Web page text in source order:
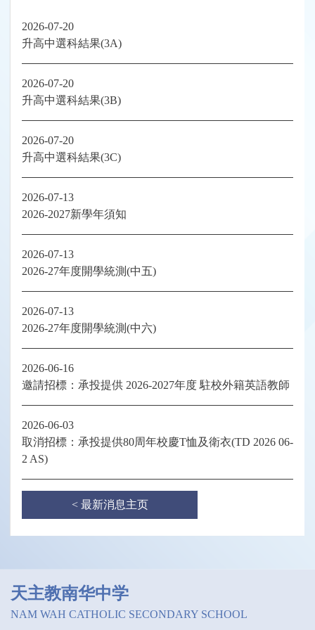
2026-07-20
升高中選科結果(3A)
2026-07-20
升高中選科結果(3B)
2026-07-20
升高中選科結果(3C)
2026-07-13
2026-2027新學年須知
2026-07-13
2026-27年度開學統測(中五)
2026-07-13
2026-27年度開學統測(中六)
2026-06-16
邀請招標：承投提供 2026-2027年度 駐校外籍英語教師
2026-06-03
取消招標：承投提供80周年校慶T恤及衛衣(TD 2026 06-
2 AS)
< 最新消息主页
天主教南华中学
NAM WAH CATHOLIC SECONDARY SCHOOL